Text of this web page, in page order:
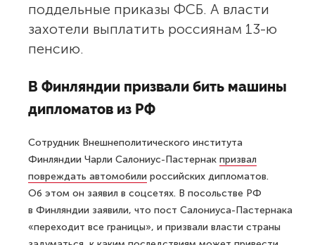
поддельные приказы ФСБ. А власти
захотели выплатить россиянам 13-ю
пенсию.
В Финляндии призвали бить машины
дипломатов из РФ
Сотрудник Внешнеполитического института
Финляндии Чарли Салониус-Пастернак призвал
повреждать автомобили российских дипломатов.
Об этом он заявил в соцсетях. В посольстве РФ
в Финляндии заявили, что пост Салониуса-Пастернака
«переходит все границы», и призвали власти страны